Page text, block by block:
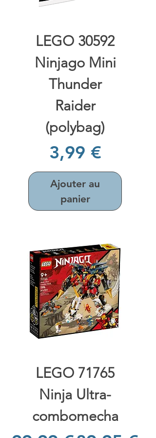
LEGO 30592
Ninjago Mini
Thunder
Raider
(polybag)
Prix
3,99 €
Ajouter au
panier
LEGO 71765
Ninja Ultra-
combomecha